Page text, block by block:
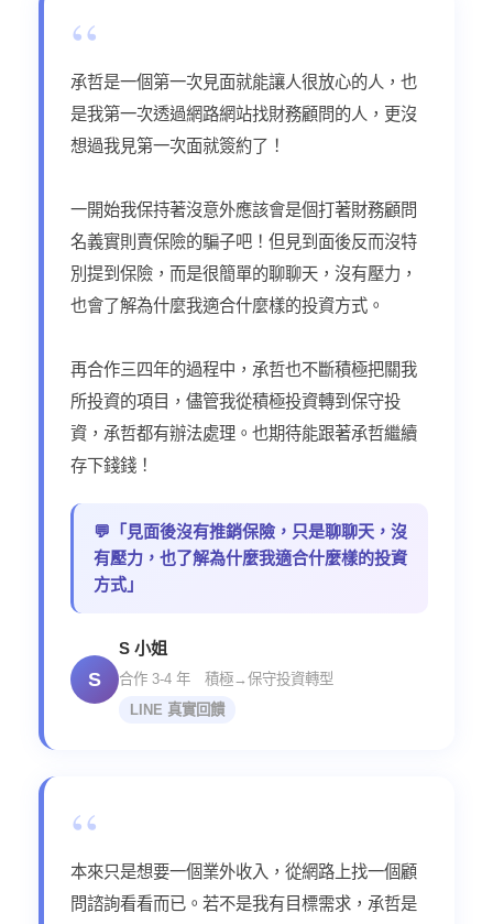
“
承哲是一個第一次見面就能讓人很放心的人，也
是我第一次透過網路網站找財務顧問的人，更沒
想過我見第一次面就簽約了！
一開始我保持著沒意外應該會是個打著財務顧問
名義實則賣保險的騙子吧！但見到面後反而沒特
別提到保險，而是很簡單的聊聊天，沒有壓力，
也會了解為什麼我適合什麼樣的投資方式。
再合作三四年的過程中，承哲也不斷積極把關我
所投資的項目，儘管我從積極投資轉到保守投
資，承哲都有辦法處理。也期待能跟著承哲繼續
存下錢錢！
💬「見面後沒有推銷保險，只是聊聊天，沒
有壓力，也了解為什麼我適合什麼樣的投資
方式」
S
S 小姐
合作 3-4 年 積極→保守投資轉型
LINE 真實回饋
“
本來只是想要一個業外收入，從網路上找一個顧
問諮詢看看而已。若不是我有目標需求，承哲是